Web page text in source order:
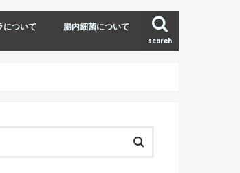
search
について 腸内細菌について